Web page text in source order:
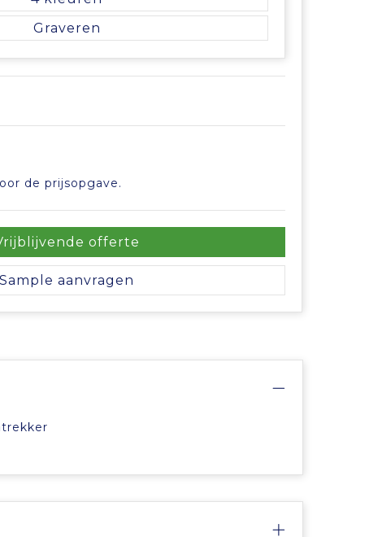
Graveren
de prijsopgave.
offerte
Sample aanvragen